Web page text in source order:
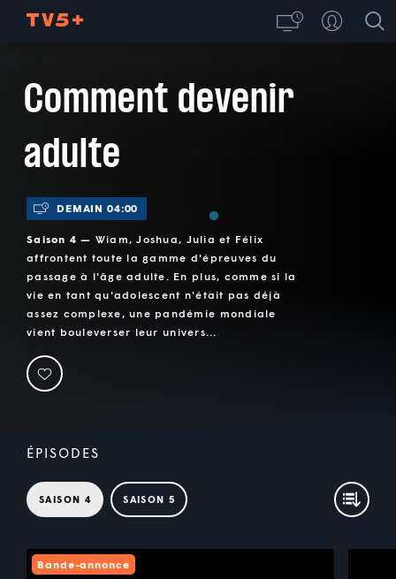
Comment devenir
adulte
DEMAIN 04:00
Saison 4 — Wiam, Joshua, Julia et Félix
affrontent toute la gamme d'épreuves du
passage à l'âge adulte. En plus, comme si la
vie en tant qu'adolescent n'était pas déjà
assez complexe, une pandémie mondiale
vient bouleverser leur univers...
ÉPISODES
SAISON 4 SAISON 5
Bande-annonce